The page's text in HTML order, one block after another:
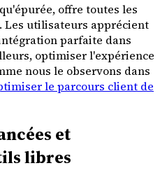
offre toutes les
utilisateurs apprécient
parfaite dans
optimiser l'expérience
nous le observons dans
le parcours client de
et
libres